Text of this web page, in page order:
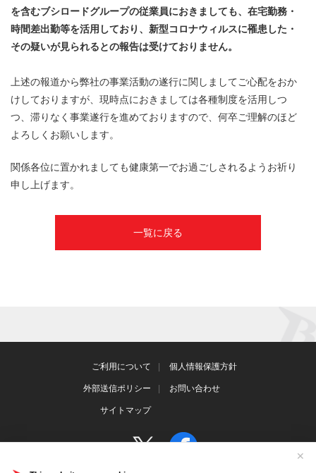
✕
を含むブシロードグループの従業員におきましても、在宅勤務・
時間差出勤等を活用しており、新型コロナウィルスに罹患した・
その疑いが見られるとの報告は受けておりません。
上述の報道から弊社の事業活動の遂行に関しましてご心配をおか
けしておりますが、現時点におきましては各種制度を活用しつ
つ、滞りなく事業遂行を進めておりますので、何卒ご理解のほど
よろしくお願いします。
関係各位に置かれましても健康第一でお過ごしされるようお祈り
申し上げます。
一覧に戻る
ご利用について 個人情報保護方針
外部送信ポリシー お問い合わせ
サイトマップ